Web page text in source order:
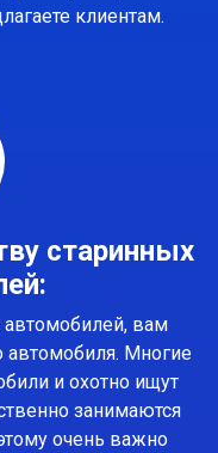
клиентам.
старинных
вам
автомобиля. Многие
и охотно ищут
занимаются
очень важно